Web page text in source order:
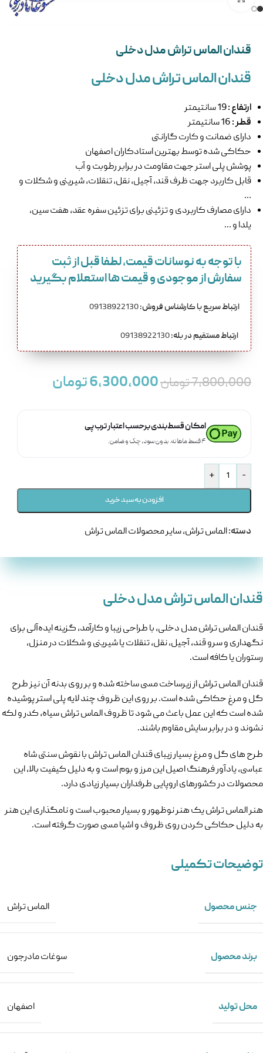
قندان الماس تراش مدل دخلی
قندان الماس تراش مدل دخلی
ارتفاع :19 سانتیمتر
قطر :16 سانتیمتر
دارای ضمانت و کارت گارانتی
حکاکی شده توسط بهترین استادکاران اصفهان
پوشش پلی استر جهت مقاومت در برابر رطوبت و آب
قابل کاربرد جهت ظرف قند، آجیل، نقل، تنقلات، شیرینی و شکلات و
…
دارای مصارف کاربردی و تزئینی برای تزئین سفره عقد، هفت سین،
یلدا و …
با توجه به نوسانات قیمت، لطفا قبل از ثبت
سفارش از موجودی و قیمت ها استعلام بگیرید
ارتباط سریع با کارشناس فروش:
ارتباط مستقیم در بله:
7,800,000تومان6,300,000تومان
امکان قسط‌بندی برحسب اعتبار ترب‌پی
۴ قسط ماهانه. بدون سود، چک و ضامن.
-
+
افزودن به سبد خرید
دسته:الماس تراش,سایر محصولات الماس تراش
قندان الماس تراش مدل دخلی
قندان الماس تراش مدل دخلی، با طراحی زیبا و کارآمد، گزینه ایده‌آلی برای
نگهداری و سرو قند، آجیل، نقل، تنقلات یا شیرینی و شکلات در منزل،
رستوران یا کافه است.
قندان الماس تراش از زیرساخت مسی ساخته شده و بر روی بدنه آن نیز طرح
گل و مرغ حکاکی شده است. بر روی این ظروف چند لایه پلی استر پوشیده
شده است که این عمل باعث می شود تا ظروف الماس تراش سیاه، کدر و لکه
نشوند و در برابر سایش مقاوم باشند.
طرح های گل و مرغ بسیار زیبای قندان الماس تراش با نقوش سنتی شاه
عباسی، یادآور فرهنگ اصیل این مرز و بوم است و به دلیل کیفیت بالا، این
محصولات در کشورهای اروپایی طرفداران بسیار زیادی دارد.
هنر الماس تراش یک هنر نوظهور و بسیار محبوب است و نامگذاری این هنر
به دلیل حکاکی کردن روی ظروف و اشیا مسی صورت گرفته است.
توضیحات تکمیلی
جنس محصول الماس تراش
برند محصول سوغات مادرجون
محل تولید اصفهان